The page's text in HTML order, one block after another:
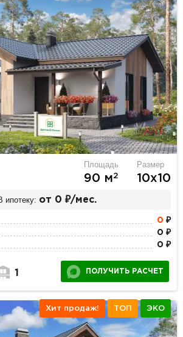
Площадь
90 м2
Размер
10х10
ипотеку: от 0 ₽/мес.
0 ₽
0 ₽
0 ₽
1 ПОЛУЧИТЬ РАСЧЕТ
Хит продаж! ТОП ЭКО